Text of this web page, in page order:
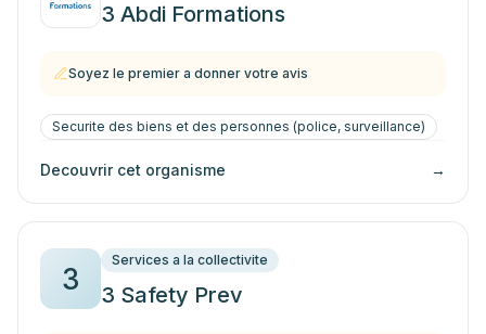
3 Abdi Formations
Soyez le premier a donner votre avis
Securite des biens et des personnes (police, surveillance)
Decouvrir cet organisme →
3
Services a la collectivite
3 Safety Prev